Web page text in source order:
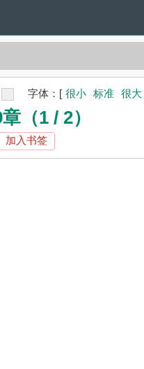
字体： [ 很小 标准 很大
（1 / 2）
加入书签